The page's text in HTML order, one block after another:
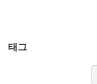
태그